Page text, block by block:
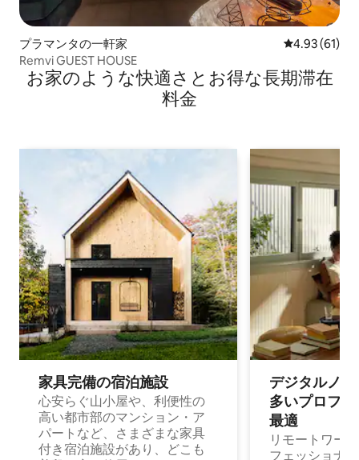
プラマンタの一軒家 レビュー61
4.93 (61)
Remvi GUEST HOUSE
お家のような快⁠適⁠さ⁠とお⁠得⁠な長⁠期⁠滞⁠在
料⁠金
家具完備の宿⁠泊⁠施⁠設
心安らぐ山小屋や、利便性の
高い都市部のマンション・ア
パートなど、さまざまな家具
付き宿泊施設があり、どこも
デジタルノ
多⁠いプ⁠ロ⁠フ⁠
最⁠適
リモートワー
フェッショナ